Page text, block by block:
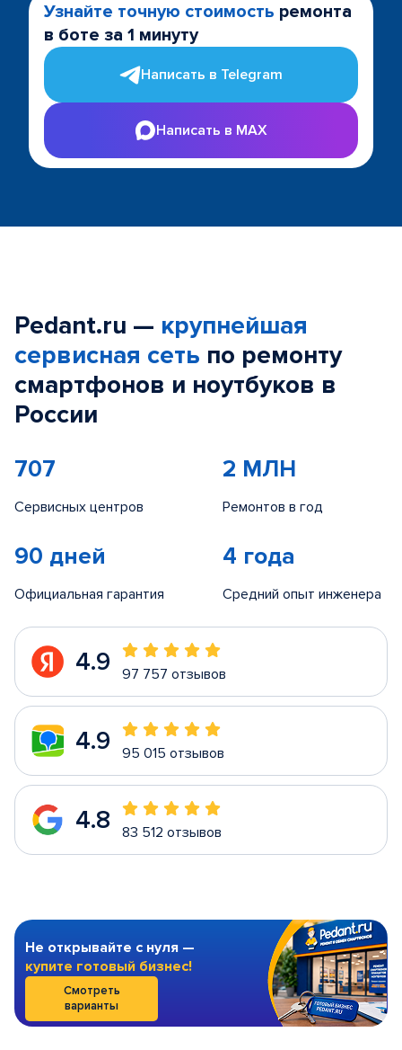
Узнайте точную стоимость ремонта
в боте за 1 минуту
Написать в Telegram
Написать в MAX
Pedant.ru — крупнейшая
сервисная сеть по ремонту
смартфонов и ноутбуков в
России
707
Сервисных центров
2 МЛН
Ремонтов в год
90 дней
Официальная гарантия
4 года
Средний опыт инженера
4.9 97 757 отзывов
4.9 95 015 отзывов
4.8 83 512 отзывов
Не открывайте с нуля —
купите готовый бизнес!
Смотреть
варианты